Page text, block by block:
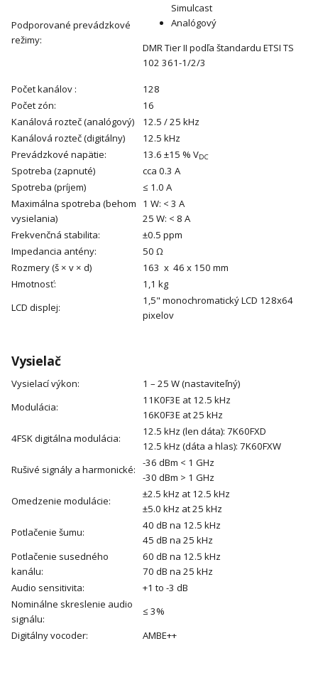
Podporované prevádzkové
režimy:
Simulcast
Analógový
DMR Tier II podľa štandardu ETSI TS
102 361-1/2/3
Počet kanálov :
128
Počet zón:
16
Kanálová rozteč (analógový)
12.5 / 25 kHz
Kanálová rozteč (digitálny)
12.5 kHz
Prevádzkové napätie:
13.6 ±15 % VDC
Spotreba (zapnuté)
cca 0.3 A
Spotreba (príjem)
≤ 1.0 A
Maximálna spotreba (behom
vysielania)
1 W: < 3 A
25 W: < 8 A
Frekvenčná stabilita:
±0.5 ppm
Impedancia antény:
50 Ω
Rozmery (š × v × d)
163 x 46 x 150 mm
Hmotnosť:
1,1 kg
LCD displej:
1,5" monochromatický LCD 128x64
pixelov
Vysielač
Vysielací výkon:
1 – 25 W (nastaviteľný)
Modulácia:
11K0F3E at 12.5 kHz
16K0F3E at 25 kHz
4FSK digitálna modulácia:
12.5 kHz (len dáta): 7K60FXD
12.5 kHz (dáta a hlas): 7K60FXW
Rušivé signály a harmonické:
-36 dBm < 1 GHz
-30 dBm > 1 GHz
Omedzenie modulácie:
±2.5 kHz at 12.5 kHz
±5.0 kHz at 25 kHz
Potlačenie šumu:
40 dB na 12.5 kHz
45 dB na 25 kHz
Potlačenie susedného
kanálu:
60 dB na 12.5 kHz
70 dB na 25 kHz
Audio sensitivita:
+1 to -3 dB
Nominálne skreslenie audio
signálu:
≤ 3%
Digitálny vocoder:
AMBE++